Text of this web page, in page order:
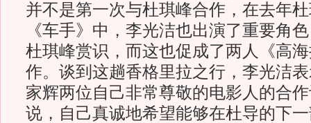
并不是第一次与杜琪峰合作，在去年
《车手》中，李光洁也出演了重要角
杜琪峰赏识，而这也促成了两人《高
作。谈到这趟香格里拉之行，李光洁
家辉两位自己非常尊敬的电影人的合
说，自己真诚地希望能够在杜导的下